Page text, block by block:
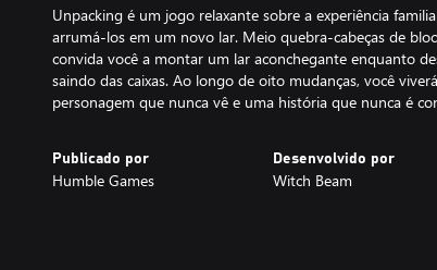
Unpacking é um jogo relaxante sobre a experiência
arrumá-los em um novo lar. Meio quebra-cabeças de
convida você a montar um lar aconchegante enquanto
saindo das caixas. Ao longo de oito mudanças, você
personagem que nunca vê e uma história que nunca é
Publicado por
Humble Games
Desenvolvido por
Witch Beam